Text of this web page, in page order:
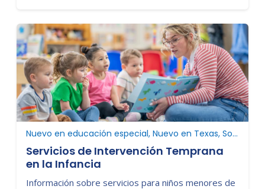
Nuevo en educación especial, Nuevo en Texas, Solicitar una evaluación
Servicios de Intervención Temprana
en la Infancia
Información sobre servicios para niños menores de